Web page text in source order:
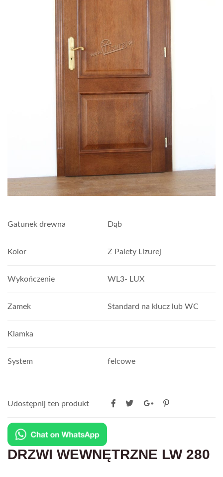
Gatunek drewna Dąb
Kolor Z Palety Lizurej
Wykończenie WL3- LUX
Zamek Standard na klucz lub WC
Klamka
System felcowe
Udostępnij ten produkt
DRZWI WEWNĘTRZNE LW 280